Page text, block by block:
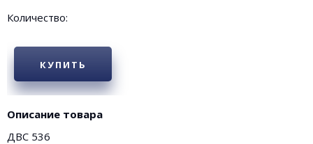
Количество:
КУПИТЬ
Описание товара
ДВС 536